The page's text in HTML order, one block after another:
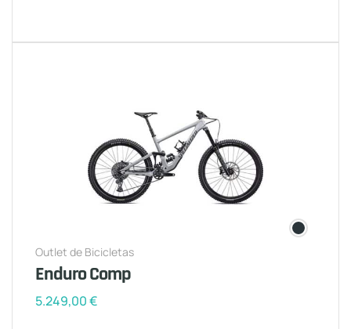
Outlet de Bicicletas
Enduro Comp
5.249,00€